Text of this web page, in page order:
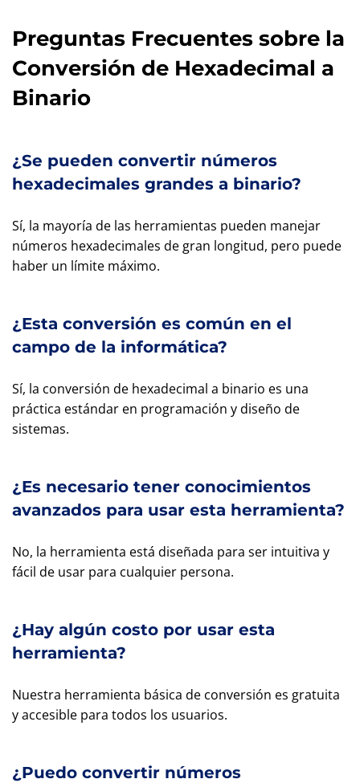
Preguntas Frecuentes sobre la
Conversión de Hexadecimal a
Binario
¿Se pueden convertir números
hexadecimales grandes a binario?
Sí, la mayoría de las herramientas pueden manejar
números hexadecimales de gran longitud, pero puede
haber un límite máximo.
¿Esta conversión es común en el
campo de la informática?
Sí, la conversión de hexadecimal a binario es una
práctica estándar en programación y diseño de
sistemas.
¿Es necesario tener conocimientos
avanzados para usar esta herramienta?
No, la herramienta está diseñada para ser intuitiva y
fácil de usar para cualquier persona.
¿Hay algún costo por usar esta
herramienta?
Nuestra herramienta básica de conversión es gratuita
y accesible para todos los usuarios.
¿Puedo convertir números